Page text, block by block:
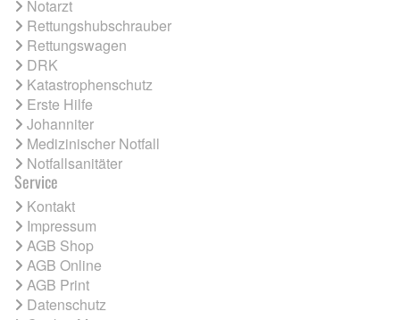
Notarzt
Rettungshubschrauber
Rettungswagen
DRK
Katastrophenschutz
Erste Hilfe
Johanniter
Medizinischer Notfall
Notfallsanitäter
Service
Kontakt
Impressum
AGB Shop
AGB Online
AGB Print
Datenschutz